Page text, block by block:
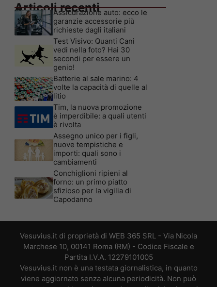
Articoli recenti
Assicurazione auto: ecco le
garanzie accessorie più
richieste dagli italiani
Test Visivo: Quanti Cani
vedi nella foto? Hai 30
secondi per essere un
genio!
Batterie al sale marino: 4
volte la capacità di quelle al
litio
Tim, la nuova promozione
è imperdibile: a quali utenti
è rivolta
Assegno unico per i figli,
nuove tempistiche e
importi: quali sono i
cambiamenti
Conchiglioni ripieni al
forno: un primo piatto
sfizioso per la vigilia di
Capodanno
Vesuvius.it di proprietà di WEB 365 SRL - Via Nicola
Marchese 10, 00141 Roma (RM) - Codice Fiscale e
Partita I.V.A. 12279101005
Vesuvius.it non è una testata giornalistica, in quanto
viene aggiornato senza alcuna periodicità. Non può